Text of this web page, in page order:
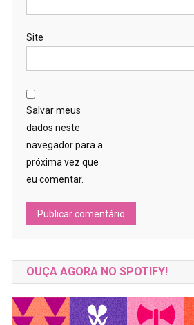
Site
Salvar meus
dados neste
navegador para a
próxima vez que
eu comentar.
OUÇA AGORA NO SPOTIFY!